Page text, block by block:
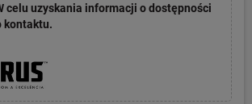
celu uzyskania informacji o dostępności
kontaktu.